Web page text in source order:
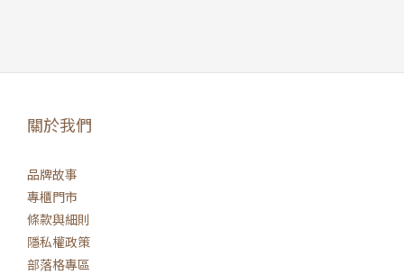
關於我們
品牌故事
專櫃門市
條款與細則
隱私權政策
部落格專區